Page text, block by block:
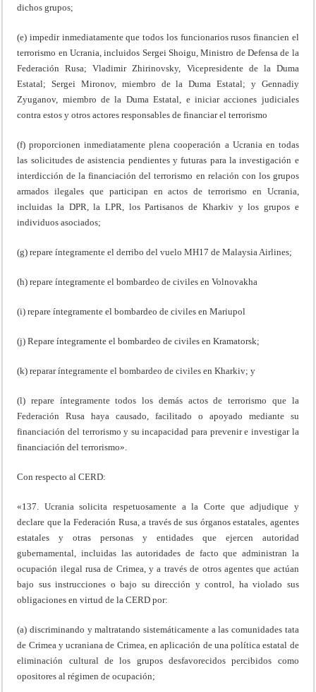
dichos grupos;
(e) impedir inmediatamente que todos los funcionarios rusos financien el
terrorismo en Ucrania, incluidos Sergei Shoigu, Ministro de Defensa de la
Federación Rusa; Vladimir Zhirinovsky, Vicepresidente de la Duma
Estatal; Sergei Mironov, miembro de la Duma Estatal; y Gennadiy
Zyuganov, miembro de la Duma Estatal, e iniciar acciones judiciales
contra estos y otros actores responsables de financiar el terrorismo
(f) proporcionen inmediatamente plena cooperación a Ucrania en todas
las solicitudes de asistencia pendientes y futuras para la investigación e
interdicción de la financiación del terrorismo en relación con los grupos
armados ilegales que participan en actos de terrorismo en Ucrania,
incluidas la DPR, la LPR, los Partisanos de Kharkiv y los grupos e
individuos asociados;
(g) repare íntegramente el derribo del vuelo MH17 de Malaysia Airlines;
(h) repare íntegramente el bombardeo de civiles en Volnovakha
(i) repare íntegramente el bombardeo de civiles en Mariupol
(j) Repare íntegramente el bombardeo de civiles en Kramatorsk;
(k) reparar íntegramente el bombardeo de civiles en Kharkiv; y
(l) repare íntegramente todos los demás actos de terrorismo que la
Federación Rusa haya causado, facilitado o apoyado mediante su
financiación del terrorismo y su incapacidad para prevenir e investigar la
financiación del terrorismo».
Con respecto al CERD:
«137. Ucrania solicita respetuosamente a la Corte que adjudique y
declare que la Federación Rusa, a través de sus órganos estatales, agentes
estatales y otras personas y entidades que ejercen autoridad
gubernamental, incluidas las autoridades de facto que administran la
ocupación ilegal rusa de Crimea, y a través de otros agentes que actúan
bajo sus instrucciones o bajo su dirección y control, ha violado sus
obligaciones en virtud de la CERD por:
(a) discriminando y maltratando sistemáticamente a las comunidades tata
de Crimea y ucraniana de Crimea, en aplicación de una política estatal de
eliminación cultural de los grupos desfavorecidos percibidos como
opositores al régimen de ocupación;